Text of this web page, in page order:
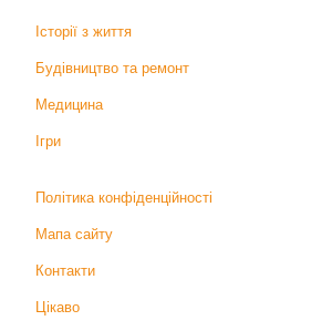
Історії з життя
Будівництво та ремонт
Медицина
Ігри
Політика конфіденційності
Мапа сайту
Контакти
Цікаво